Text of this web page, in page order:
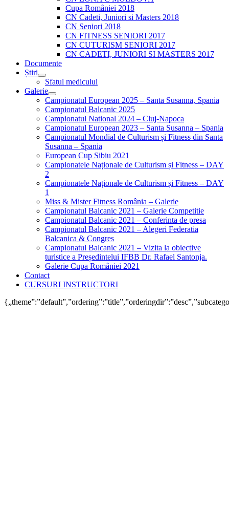
Cupa României 2018
CN Cadeti, Juniori si Masters 2018
CN Seniori 2018
CN FITNESS SENIORI 2017
CN CUTURISM SENIORI 2017
CN CADETI, JUNIORI SI MASTERS 2017
Documente
Știri
Sfatul medicului
Galerie
Campionatul European 2025 – Santa Susanna, Spania
Campionatul Balcanic 2025
Campionatul National 2024 – Cluj-Napoca
Campionatul European 2023 – Santa Susanna – Spania
Campionatul Mondial de Culturism și Fitness din Santa
Susanna – Spania
European Cup Sibiu 2021
Campionatele Naționale de Culturism și Fitness – DAY
2
Campionatele Naționale de Culturism și Fitness – DAY
1
Miss & Mister Fitness România – Galerie
Campionatul Balcanic 2021 – Galerie Competitie
Campionatul Balcanic 2021 – Conferinta de presa
Campionatul Balcanic 2021 – Alegeri Federatia
Balcanica & Congres
Campionatul Balcanic 2021 – Vizita la obiective
turistice a Președintelui IFBB Dr. Rafael Santonja.
Galerie Cupa României 2021
Contact
CURSURI INSTRUCTORI